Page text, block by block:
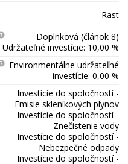
Rast
Doplnková (článok 8)
Udržateľné investície: 10,00 %
Environmentálne udržateľné
investície: 0,00 %
Investície do spoločností -
Emisie skleníkových plynov
Investície do spoločností -
Znečistenie vody
Investície do spoločností -
Nebezpečné odpady
Investície do spoločností -